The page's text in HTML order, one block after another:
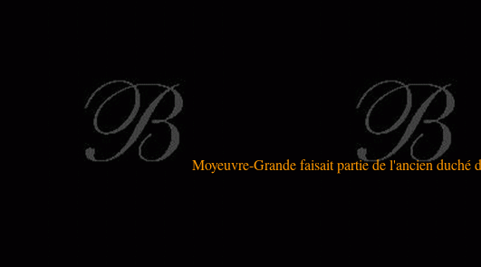
Moyeuvre-Grande faisait partie de l'ancien duché